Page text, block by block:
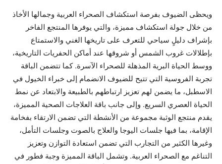
ويحظى الضيوف بفرصة استكشاف الصحراء العربية وجمالها الأخاذ
من خلال جولة استكشاف مميزة، والتي يوفرها المنتجع الفاخر
بإشراف دليلٍ سياحي للتعرف على تاريخها الغني والاستمتاع
بإطلالات غروب الشمس أو شروقها عند أماكن الحفريات التاريخية،
ووسط الحياة البرية المذهلة للصحراء الآسرة. كما تتضمن الباقة
تجربة الفروسية التي تتيح للضيوف الانضمام إلى خبراء الخيول في
الاسطبل، ما يضمن لهم تعزيز ارتباطهم بالطبيعة والابتعاد عن نمط
الحياة العصري السريع. وإلى جانب باقة العلاجات الصحية المميزة،
يقدم منتجع الوثبة مجموعة من الأنشطة التي تضمن الارتقاء بفخامة
الإقامة، بما فيها جلسات اليوجا والعلاج بالصوت وجلسات التأمل،
وغيرها الكثير من التجارب التي تضمن استعادة التوازن وتعزيز
التناغم مع الصحراء العربية. وتشمل الباقة المميزة وجبة فطور في